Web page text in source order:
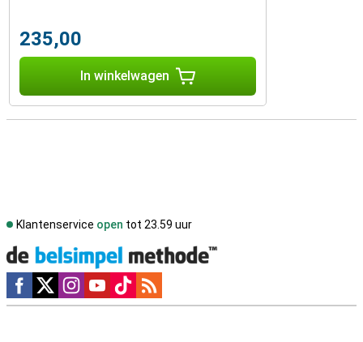
235,00
In winkelwagen
Klantenservice open tot 23.59 uur
Social media